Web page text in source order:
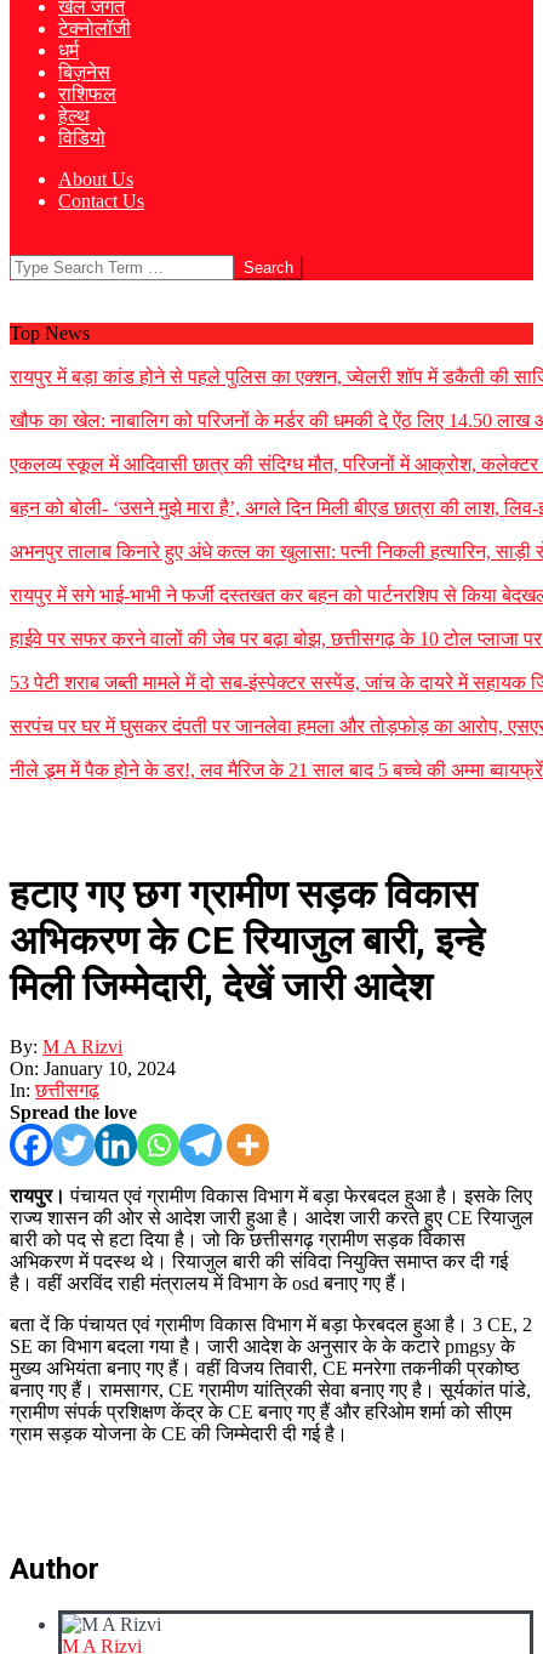
खेल जगत
टेक्नोलॉजी
धर्म
बिज़नेस
राशिफल
हेल्थ
विडियो
About Us
Contact Us
Search
Top News
रायपुर में बड़ा कांड होने से पहले पुलिस का एक्शन, ज्वेलरी शॉप में डकैती की
खौफ का खेल: नाबालिग को परिजनों के मर्डर की धमकी दे ऐंठ लिए 14.50 लाख
एकलव्य स्कूल में आदिवासी छात्र की संदिग्ध मौत, परिजनों में आक्रोश, कलेक्टर ने
बहन को बोली- ‘उसने मुझे मारा है’, अगले दिन मिली बीएड छात्रा की लाश,
अभनपुर तालाब किनारे हुए अंधे कत्ल का खुलासा: पत्नी निकली हत्यारिन, साड़ी
रायपुर में सगे भाई-भाभी ने फर्जी दस्तखत कर बहन को पार्टनरशिप से किया
हाईवे पर सफर करने वालों की जेब पर बढ़ा बोझ, छत्तीसगढ़ के 10 टोल प्लाजा
53 पेटी शराब जब्ती मामले में दो सब-इंस्पेक्टर सस्पेंड, जांच के दायरे में सहायक
सरपंच पर घर में घुसकर दंपती पर जानलेवा हमला और तोड़फोड़ का आरोप,
नीले ड्र्म में पैक होने के डर!, लव मैरिज के 21 साल बाद 5 बच्चे की अम्मा
हटाए गए छग ग्रामीण सड़क विकास
अभिकरण के CE रियाजुल बारी, इन्हे
मिली जिम्मेदारी, देखें जारी आदेश
By: M A Rizvi
On: January 10, 2024
In: छत्तीसगढ़
Spread the love
रायपुर। पंचायत एवं ग्रामीण विकास विभाग में बड़ा फेरबदल हुआ है। इसके लिए
राज्य शासन की ओर से आदेश जारी हुआ है। आदेश जारी करते हुए CE रियाजुल
बारी को पद से हटा दिया है। जो कि छत्तीसगढ़ ग्रामीण सड़क विकास
अभिकरण में पदस्थ थे। रियाजुल बारी की संविदा नियुक्ति समाप्त कर दी गई
है। वहीं अरविंद राही मंत्रालय में विभाग के osd बनाए गए हैं।
बता दें कि पंचायत एवं ग्रामीण विकास विभाग में बड़ा फेरबदल हुआ है। 3 CE, 2
SE का विभाग बदला गया है। जारी ​आदेश के अनुसार के के कटारे pmgsy के
मुख्य अभियंता बनाए गए हैं। वहीं विजय तिवारी, CE मनरेगा तकनीकी प्रकोष्ठ
बनाए गए हैं। रामसागर, CE ग्रामीण यांत्रिकी सेवा बनाए गए है। सूर्यकांत पांडे,
ग्रामीण संपर्क प्रशिक्षण केंद्र के CE बनाए गए हैं और हरिओम शर्मा को सीएम
ग्राम सड़क योजना के CE की जिम्मेदारी दी गई है।
Author
M A Rizvi